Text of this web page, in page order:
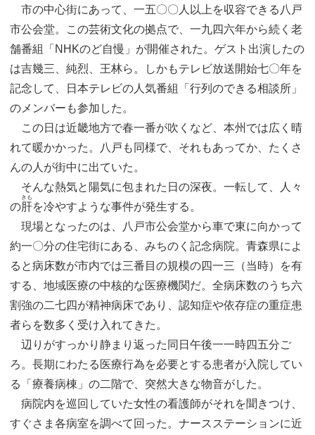
市の中心街にあって、一五〇〇人以上を収容できる八戸
市公会堂。この芸術文化の拠点で、一九四六年から続く老
舗番組「NHKのど自慢」が開催された。ゲスト出演したの
は吉幾三、純烈、王林ら。しかもテレビ放送開始七〇年を
記念して、日本テレビの人気番組「行列のできる相談所」
のメンバーも参加した。
この日は近畿地方で春一番が吹くなど、本州では広く晴
れて暖かかった。八戸も同様で、それもあってか、たくさ
んの人が街中に出ていた。
そんな熱気と陽気に包まれた日の深夜。一転して、人々
の肝
きも
を冷やすような事件が発生する。
現場となったのは、八戸市公会堂から車で東に向かって
約一〇分の住宅街にある、みちのく記念病院。青森県によ
ると病床数が市内では三番目の規模の四一三（当時）を有
する、地域医療の中核的な医療機関だ。全病床数のうち六
割強の二七四が精神病床であり、認知症や依存症の重症患
者らを数多く受け入れてきた。
辺りがすっかり静まり返った同日午後一一時四五分ご
ろ。長期にわたる医療行為を必要とする患者が入院してい
る「療養病棟」の二階で、突然大きな物音がした。
病院内を巡回していた女性の看護師がそれを聞きつけ、
すぐさま各病室を調べて回った。ナースステーションに近